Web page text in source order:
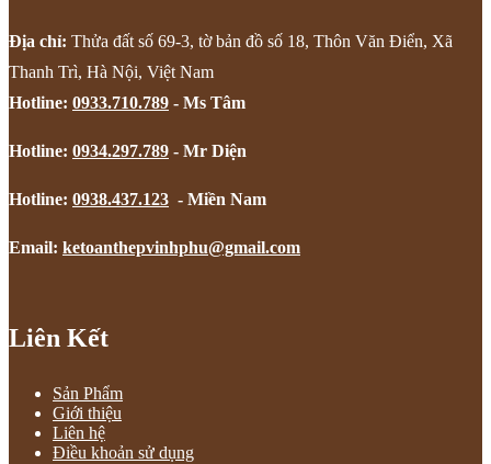
Địa chỉ: Thửa đất số 69-3, tờ bản đồ số 18, Thôn Văn Điển, Xã
Thanh Trì, Hà Nội, Việt Nam
Hotline: 0933.710.789 - Ms Tâm
Hotline: 0934.297.789 - Mr Diện
Hotline: 0938.437.123 - Miền Nam
Email: ketoanthepvinhphu@gmail.com
Liên Kết
Sản Phẩm
Giới thiệu
Liên hệ
Điều khoản sử dụng